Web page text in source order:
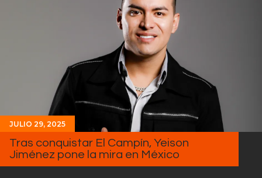
Descarga La APP
Programas
Noticias
Equipo
Sobre Nosotros
Contactos
JULIO 29, 2025
Tras conquistar El Campín, Yeison
Jiménez pone la mira en México